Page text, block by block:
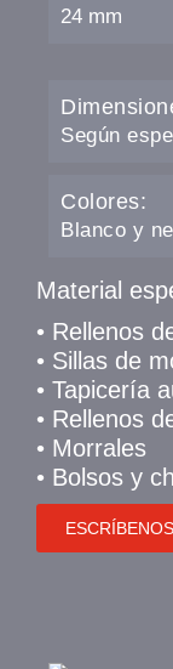
24 mm
Según
Colores:
Blanco y
Material
• Rellenos
• Sillas de
• Tapicería
• Rellenos
• Morrales
• Bolsos y
ESCRÍBENOS